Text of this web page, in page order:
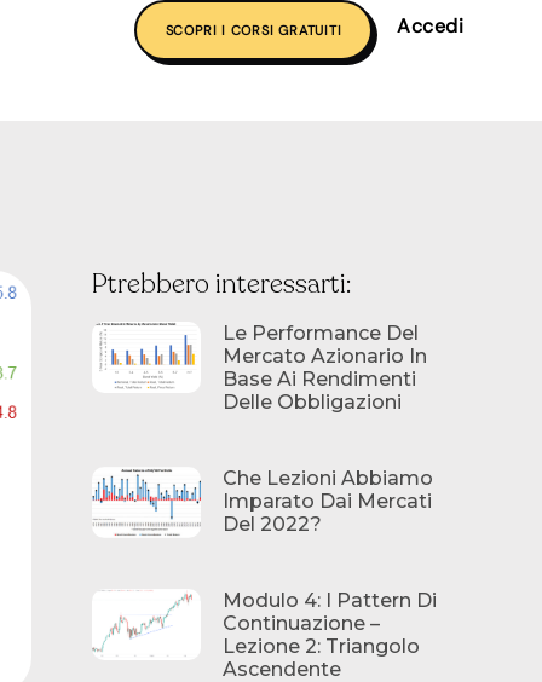
SCOPRI I CORSI GRATUITI Accedi
Ptrebbero interessarti:
Le Performance Del
Mercato Azionario In
Base Ai Rendimenti
Delle Obbligazioni
Che Lezioni Abbiamo
Imparato Dai Mercati
Del 2022?
Modulo 4: I Pattern Di
Continuazione –
Lezione 2: Triangolo
Ascendente